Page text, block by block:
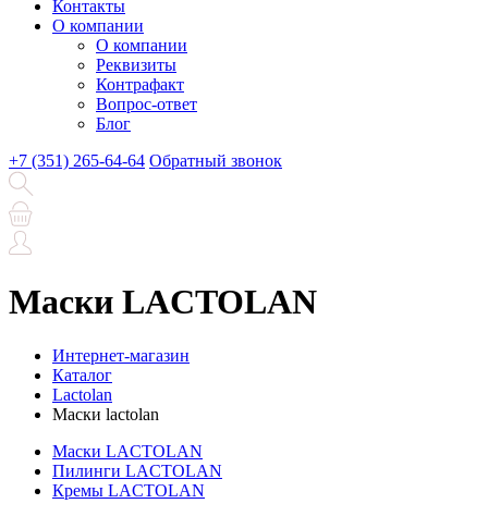
Контакты
О компании
О компании
Реквизиты
Контрафакт
Вопрос-ответ
Блог
+7 (351) 265-64-64 Обратный звонок
Маски LACTOLAN
Интернет-магазин
Каталог
Lactolan
Маски lactolan
Маски LACTOLAN
Пилинги LACTOLAN
Кремы LACTOLAN